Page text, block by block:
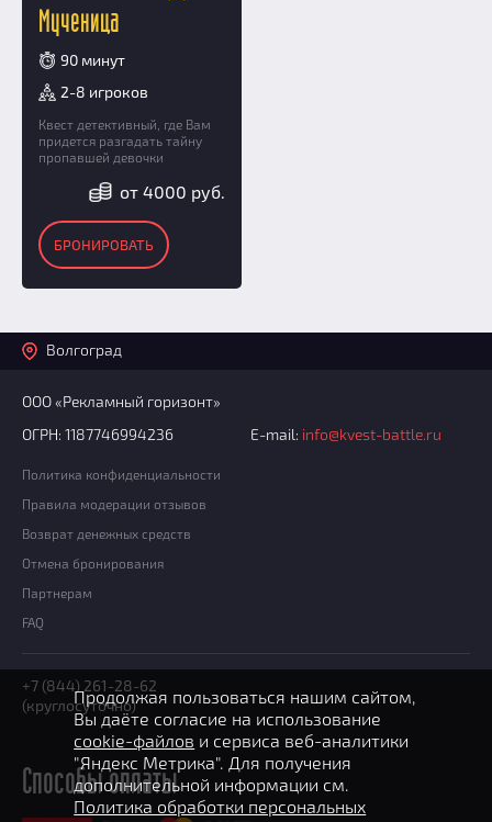
Мученица
90 минут
2-8 игроков
Квест детективный, где Вам
придется разгадать тайну
пропавшей девочки
от 4000 руб.
БРОНИРОВАТЬ
Волгоград
ООО «Рекламный горизонт»
ОГРН: 1187746994236
E-mail: info@kvest-battle.ru
Политика конфиденциальности
Правила модерации отзывов
Возврат денежных средств
Отмена бронирования
Партнерам
FAQ
+7 (844) 261-28-62
(круглосуточно)
Способы оплаты
Продолжая пользоваться нашим сайтом,
Вы даёте согласие на использование
cookie-файлов и сервиса веб-аналитики
"Яндекс Метрика". Для получения
дополнительной информации см.
Политика обработки персональных